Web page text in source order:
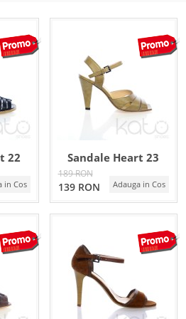
22
in Cos
Sandale Heart 23
189 RON
139 RON Adauga in Cos